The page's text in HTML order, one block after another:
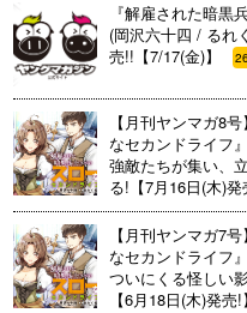
『解雇された暗黒
(岡沢六十四 / るれ
売!!【7/17(金)】
【月刊ヤンマガ8
なセカンドライフ
強敵たちが集い、
る!【7月16日(木)発
【月刊ヤンマガ7
なセカンドライフ
ついにくる怪しい
【6月18日(木)発売!】